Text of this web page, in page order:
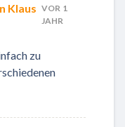
Klaus VOR 1
JAHR
zu